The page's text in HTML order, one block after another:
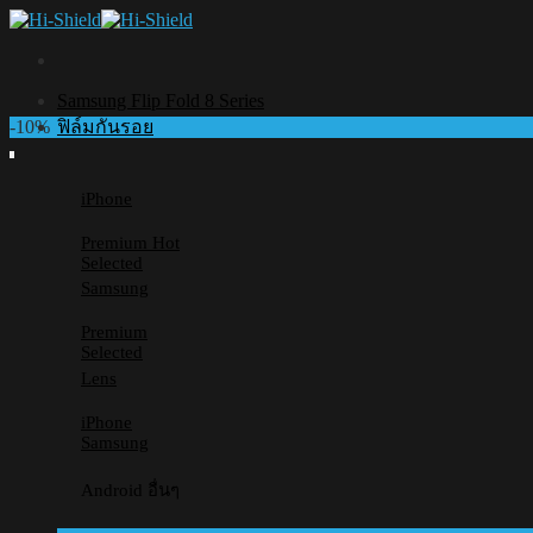
Skip
Samsung Flip Fold 8 Series
ฟิล์มกันรอย
iPhone
Premium
Selected
Samsung
Premium
Selected
Lens
iPhone
Samsung
Android อื่นๆ
-10%